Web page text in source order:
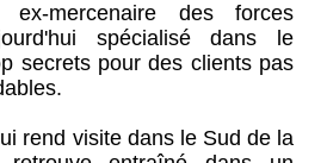
mercenaire des forces
spécialisé dans le
secrets pour des clients pas
rend visite dans le Sud de la